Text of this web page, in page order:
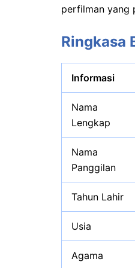
perfilman yang
Ringkasa
Informasi
Nama
Lengkap
Nama
Panggilan
Tahun Lahir
Usia
Agama